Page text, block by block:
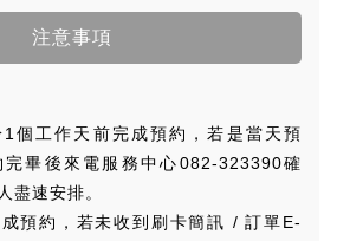
注意事項
個工作天前完成預約，若是當天預
完畢後來電服務中心082-323390確
盡速安排。
預約，若未收到刷卡簡訊 / 訂單E-